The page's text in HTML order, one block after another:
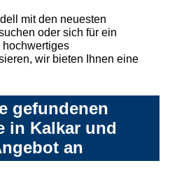
mit den neuesten
oder sich für ein
hochwertiges
wir bieten Ihnen eine
gefundenen
in Kalkar und
an